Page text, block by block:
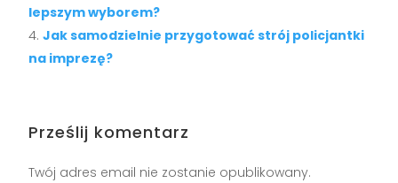
lepszym wyborem?
Jak samodzielnie przygotować strój policjantki
na imprezę?
Prześlij komentarz
Twój adres email nie zostanie opublikowany.